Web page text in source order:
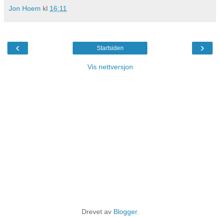
Jon Hoem kl 16:11
‹ ›
Startsiden
Vis nettversjon
Drevet av Blogger.